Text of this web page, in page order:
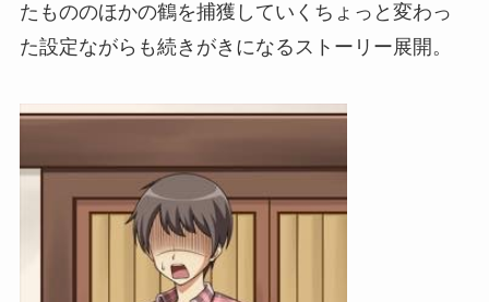
たもののほかの鶴を捕獲していくちょっと変わっ
た設定ながらも続きがきになるストーリー展開。